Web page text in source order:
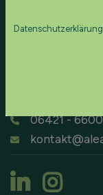
06421 -
Datenschutzerklärung